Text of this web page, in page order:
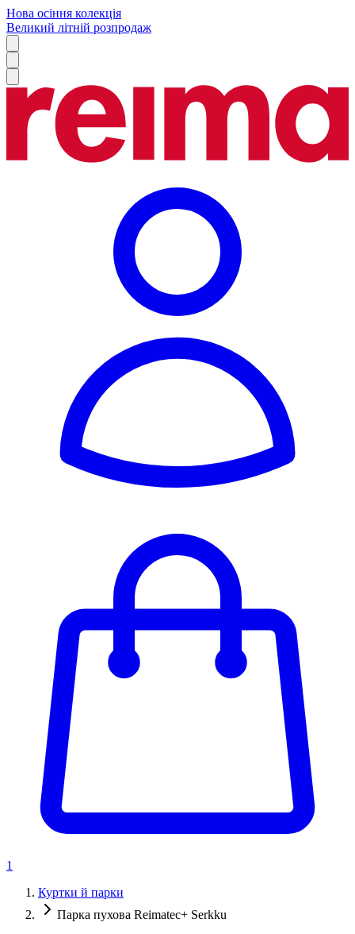
Нова осіння колекція
Великий літній розпродаж
1
Куртки й парки
Парка пухова Reimatec+ Serkku